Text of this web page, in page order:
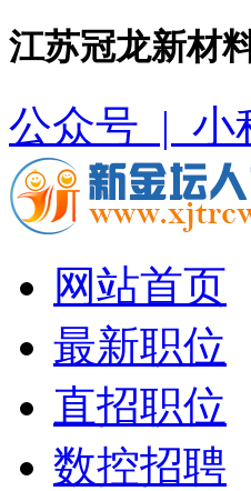
江苏冠龙新材
公众号 | 小
网站首页
最新职位
直招职位
数控招聘